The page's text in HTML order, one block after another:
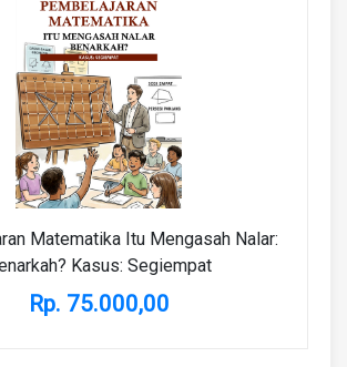
Matematika Itu Mengasah Nalar:
Kasus: Segiempat
Rp. 75.000,00